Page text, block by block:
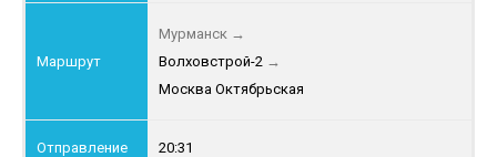
Мурманск →
Волховстрой-2 →
Москва Октябрьская
20:31